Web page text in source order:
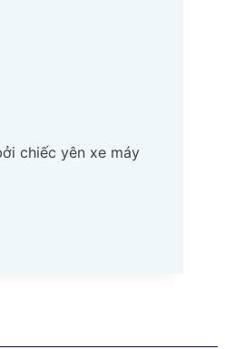
chiếc yên xe máy